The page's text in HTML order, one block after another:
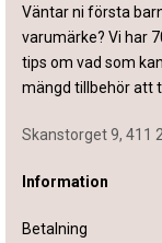
Väntar ni första
varumärke? Vi har
tips om vad som
mängd tillbehör att
Skanstorget 9, 411
Information
Betalning